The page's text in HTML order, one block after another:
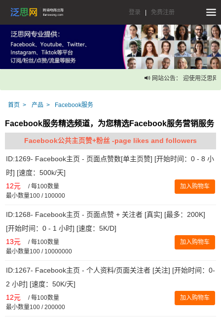
登录 免费注册
网站公告： 迎使用泛思网自助
首页 产品 Facebook服务
Facebook服务精选频道，为您精选Facebook服务营销服务
Facebook公共主页赞+粉丝 -page likes and followers
ID:1269- Facebook主页 - 页面点赞数[单主页赞] [开始时间：0 - 8 小
时] [速度：500k/天]
12元 /每100数量
最小数量100 / 100000
加入购物车
ID:1268- Facebook主页 - 页面点赞 + 关注者 [真实] [最多：200K]
[开始时间：0 - 1 小时] [速度：5K/D]
13元 /每100数量
最小数量100 / 10000000
加入购物车
ID:1267- Facebook主页 - 个人资料/页面关注者 [关注] [开始时间：0-
2 小时] [速度：50K/天]
12元 /每100数量
最小数量100 / 200000
加入购物车